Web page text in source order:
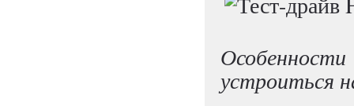
устроиться